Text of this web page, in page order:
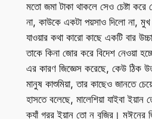
মতো জমা টাকা থাকলে সেও চেষ্টা
না, কাউকে একটা পয়সাও দিলো না,
যাওয়ার কথা কারো কাছে একটি বার
তাকে কিনা জোর করে বিদেশ নেওয়া
এর কারণ জিজ্ঞেস করেছে, কেউ ঠিক
মানুষ কাশুমিয়া, তার কাছেও জানতে
হাসতে বলেছে, মালেশিয়া যাইবা
ক্যাঁ গরর ইয়ান তো ন বুজির। মঈনের